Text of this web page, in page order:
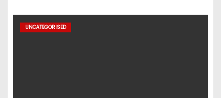
UNCATEGORISED